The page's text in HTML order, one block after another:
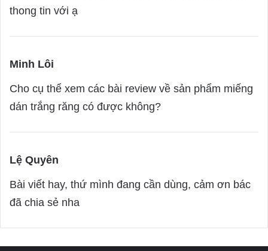
:
thong tin với ạ
Minh Lôi
a
y
Cho cụ thể xem các bài review về sản phẩm miếng
dán trắng răng có được không?
Lệ Quyên
a
y
Bài viết hay, thứ mình đang cần dùng, cảm ơn bác
đã chia sẻ nha